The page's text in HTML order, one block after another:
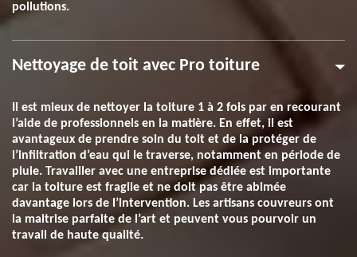
pollutions.
Nettoyage de toit avec Pro toiture
Il est mieux de nettoyer la toiture 1 à 2 fois par en recourant
l’aide de professionnels en la matière. En effet, il est
avantageux de prendre soin du toit et de la protéger de
l’infiltration d’eau qui le traverse, notamment en période de
pluie. Travailler avec une entreprise dédiée est importante
car la toiture est fragile et ne doit pas être abimée
davantage lors de l’intervention. Les artisans couvreurs ont
la maitrise parfaite de l’art et peuvent vous pourvoir un
travail de haute qualité.